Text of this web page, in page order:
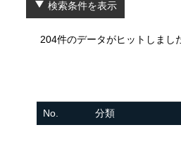
検索条件を表示
204件のデータがヒットしまし
No. 分類